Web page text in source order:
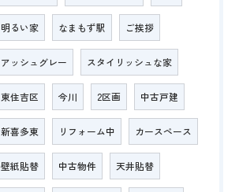
明るい家 なまもず駅 ご挨拶
アッシュグレー スタイリッシュな家
東住吉区 今川 2区画 中古戸建
新喜多東 リフォーム中 カースペース
壁紙貼替 中古物件 天井貼替